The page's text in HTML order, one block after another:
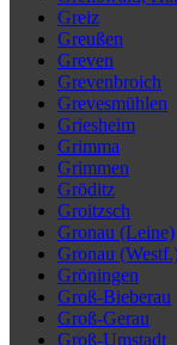
Greiz
Greußen
Greven
Grevenbroich
Grevesmühlen
Griesheim
Grimma
Grimmen
Gröditz
Groitzsch
Gronau (Leine)
Gronau
Gröningen
Groß-Bieberau
Groß-Gerau
Groß-Umstadt